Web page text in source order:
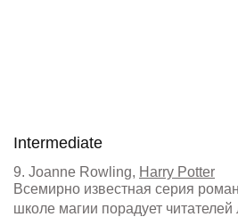
Intermediate
9. Joanne Rowling, Harry Potter
Всемирно известная серия
школе магии порадует читателей